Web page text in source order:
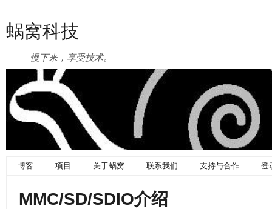
蜗窝科技
慢下来，享受技术。
博客 项目 关于蜗窝 联系我们 支持与合作 登
MMC/SD/SDIO介绍